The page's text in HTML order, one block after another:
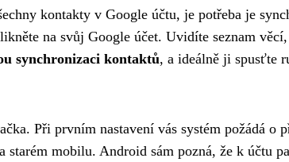
kontakty v Google účtu, je potřeba je
na svůj Google účet. Uvidíte seznam
synchronizaci kontaktů, a ideálně ji spusťte
Při prvním nastavení vás systém požádá o
starém mobilu. Android sám pozná, že k účtu